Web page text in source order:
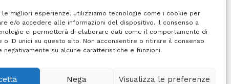
le migliori esperienze, utilizziamo tecnologie come i cookie per
e/o accedere alle informazioni del dispositivo. Il consenso a
ci permetterà di elaborare dati come il comportamento di
o ID unici su questo sito. Non acconsentire o ritirare il consenso
negativamente su alcune caratteristiche e funzioni.
Nega Visualizza le preferenze